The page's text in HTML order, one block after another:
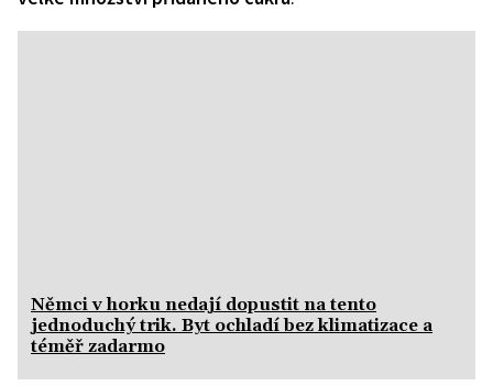
Němci v horku nedají dopustit na tento
jednoduchý trik. Byt ochladí bez klimatizace a
téměř zadarmo